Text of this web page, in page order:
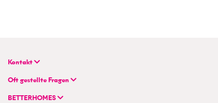
Kontakt
BETTERHOMES Real GmbH
Hauptsitz
Wienerbergstraße 7 / D 2.OG
Oft gestellte Fragen
FAQ | Immobilie verkaufen/vermieten
BETTERHOMES